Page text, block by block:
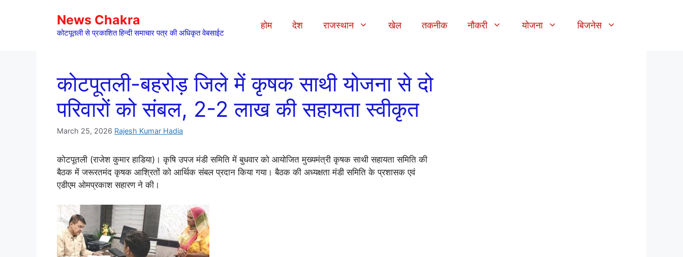
News Chakra
कोटपूतली से प्रकाशित हिन्दी समाचार पत्र की अधिकृत वेबसाईट
होम देश राजस्थान खेल तकनीक नौकरी योजना बिजनेस
कोटपूतली-बहरोड़ जिले में कृषक साथी योजना से दो
परिवारों को संबल, 2-2 लाख की सहायता स्वीकृत
March 25, 2026 Rajesh Kumar Hadia
कोटपूतली (राजेश कुमार हाडिया)। कृषि उपज मंडी समिति में बुधवार को आयोजित मुख्यमंत्री कृषक साथी सहायता समिति की
बैठक में जरूरतमंद कृषक आश्रितों को आर्थिक संबल प्रदान किया गया। बैठक की अध्यक्षता मंडी समिति के प्रशासक एवं
एडीएम ओमप्रकाश सहारण ने की।